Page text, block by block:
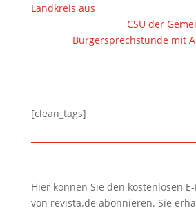
Landkreis aus
CSU der
Bürgersprechstunde mit
[clean_tags]
Hier können Sie den kostenlosen
von revista.de abonnieren. Sie